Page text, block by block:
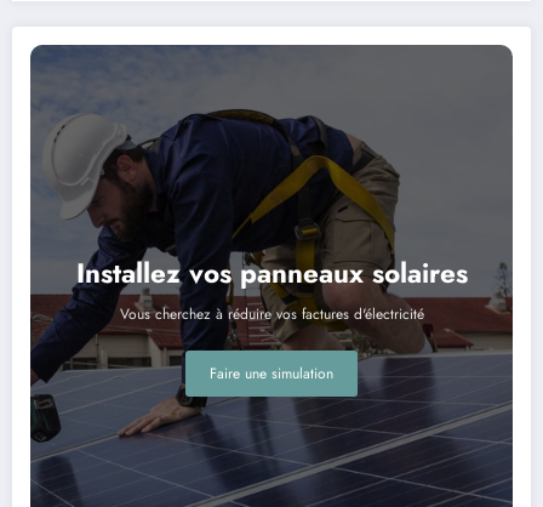
Installez vos panneaux solaires
Vous cherchez à réduire vos factures d'électricité
Faire une simulation